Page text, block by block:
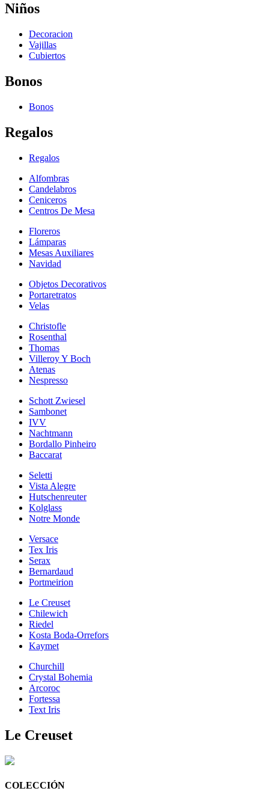
Niños
Decoracion
Vajillas
Cubiertos
Bonos
Bonos
Regalos
Regalos
Alfombras
Candelabros
Ceniceros
Centros De Mesa
Floreros
Lámparas
Mesas Auxiliares
Navidad
Objetos Decorativos
Portaretratos
Velas
Christofle
Rosenthal
Thomas
Villeroy Y Boch
Atenas
Nespresso
Schott Zwiesel
Sambonet
IVV
Nachtmann
Bordallo Pinheiro
Baccarat
Seletti
Vista Alegre
Hutschenreuter
Kolglass
Notre Monde
Versace
Tex Iris
Serax
Bernardaud
Portmeirion
Le Creuset
Chilewich
Riedel
Kosta Boda-Orrefors
Kaymet
Churchill
Crystal Bohemia
Arcoroc
Fortessa
Text Iris
Le Creuset
COLECCIÓN